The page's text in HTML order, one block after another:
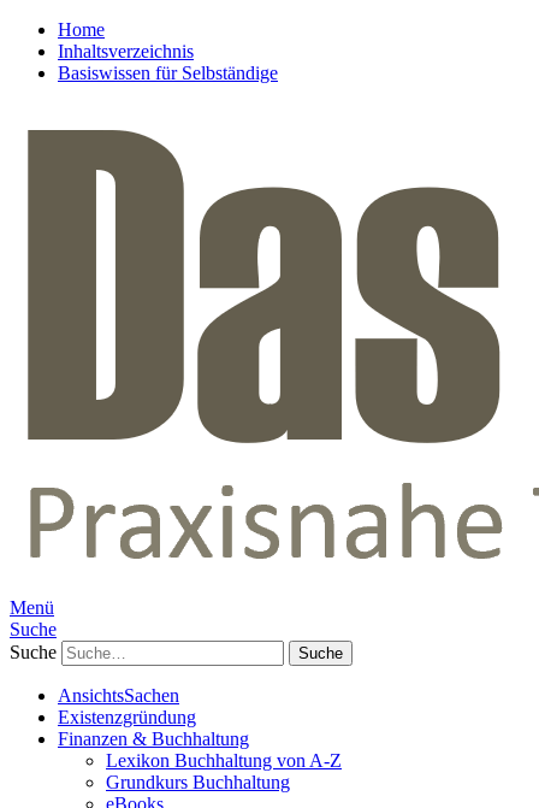
Home
Inhaltsverzeichnis
Basiswissen für Selbständige
Menü
Suche
Suche
AnsichtsSachen
Existenzgründung
Finanzen & Buchhaltung
Lexikon Buchhaltung von A-Z
Grundkurs Buchhaltung
eBooks